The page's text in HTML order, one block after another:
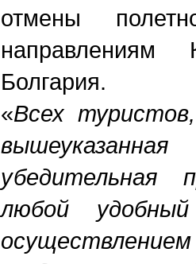
отмены
Болгария.
«Всех
убедительная
любой